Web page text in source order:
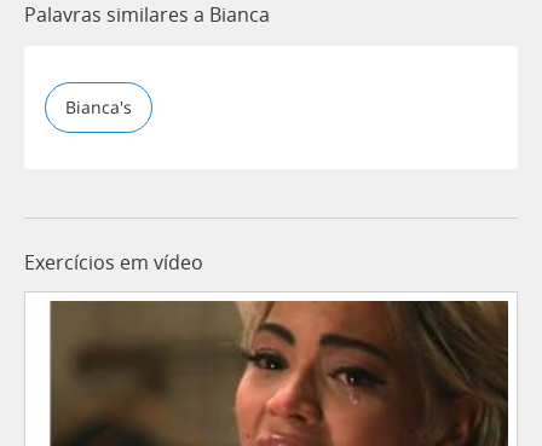
Palavras similares a Bianca
Bianca's
Exercícios em vídeo